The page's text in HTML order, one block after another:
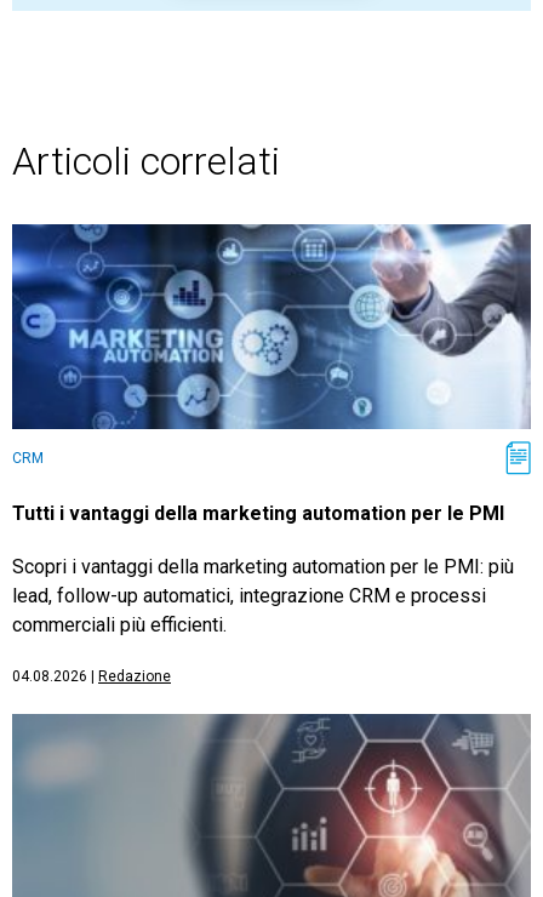
Articoli correlati
CRM
Tutti i vantaggi della marketing automation per le PMI
Scopri i vantaggi della marketing automation per le PMI: più
lead, follow-up automatici, integrazione CRM e processi
commerciali più efficienti.
04.08.2026 Redazione